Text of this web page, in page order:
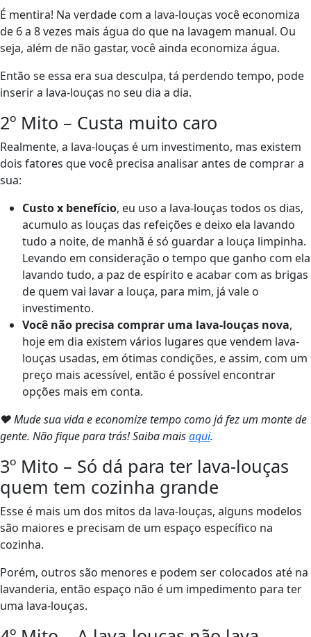
É mentira! Na verdade com a lava-louças você economiza
de 6 a 8 vezes mais água do que na lavagem manual. Ou
seja, além de não gastar, você ainda economiza água.
Então se essa era sua desculpa, tá perdendo tempo, pode
inserir a lava-louças no seu dia a dia.
2º Mito – Custa muito caro
Realmente, a lava-louças é um investimento, mas existem
dois fatores que você precisa analisar antes de comprar a
sua:
Custo x benefício, eu uso a lava-louças todos os dias,
acumulo as louças das refeições e deixo ela lavando
tudo a noite, de manhã é só guardar a louça limpinha.
Levando em consideração o tempo que ganho com ela
lavando tudo, a paz de espírito e acabar com as brigas
de quem vai lavar a louça, para mim, já vale o
investimento.
Você não precisa comprar uma lava-louças nova,
hoje em dia existem vários lugares que vendem lava-
louças usadas, em ótimas condições, e assim, com um
preço mais acessível, então é possível encontrar
opções mais em conta.
❤ Mude sua vida e economize tempo como já fez um monte de
gente. Não fique para trás! Saiba maisaqui.
3º Mito – Só dá para ter lava-louças
quem tem cozinha grande
Esse é mais um dos mitos da lava-louças, alguns modelos
são maiores e precisam de um espaço específico na
cozinha.
Porém, outros são menores e podem ser colocados até na
lavanderia, então espaço não é um impedimento para ter
uma lava-louças.